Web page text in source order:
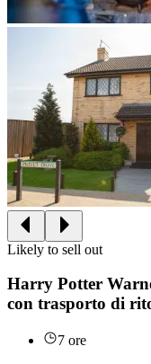
Likely to sell out
Harry Potter
con trasporto di
7 ore